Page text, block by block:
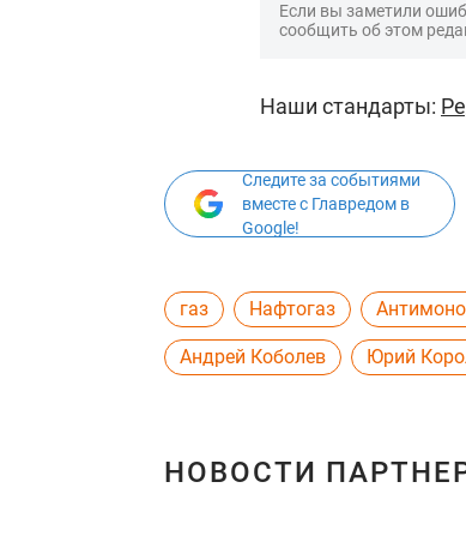
Если вы заметили
сообщить об этом
Наши стандарты:
Следите за событиями
вместе с Главредом в
Google!
газ Нафтогаз
Андрей Коболев Юрий
НОВОСТИ